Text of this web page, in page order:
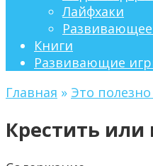
Лайфхаки
Книги
Развивающие
Главная » Это
Крестить или